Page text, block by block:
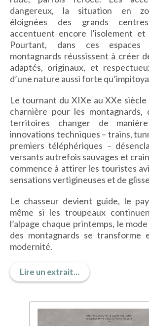
JEUNESSE
TERRES D’OUTRE-MER
ART & CULTURE
HISTOIRE &
NATURE &
PARCOURS DU
PHOTOGRAPHIE &
IMAGES D’ANTAN
LITTÉRATURE
HORS COLLECTION
ACTUALITÉS
INSCRIPTION
dangereux, la situation en
éloignées des grands
accentuent encore l’isolement
Pourtant, dans ces espaces
montagnards réussissent à créer
adaptés, originaux, et
d’une nature aussi forte
Le tournant du XIXe auXXe
charnière pour les montagnards,
territoires changer de
innovations techniques – trains,
premiers téléphériques –
versants autrefois sauvages et
commence à attirer les touristes
sensations vertigineuses et de
Le chasseur devient guide, le
même si les troupeaux
l’alpage chaque printemps, le
des montagnards se transforme
modernité.
Lire un extrait...